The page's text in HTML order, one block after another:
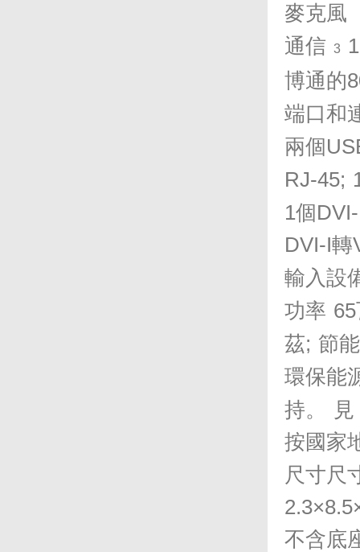
麥克風
通信 3
博通的
端口和
兩個
RJ-45;
1個
DVI-I轉
輸入設
功率 65
茲; 節
環保能
持。
見
按國家
尺寸尺
不含底